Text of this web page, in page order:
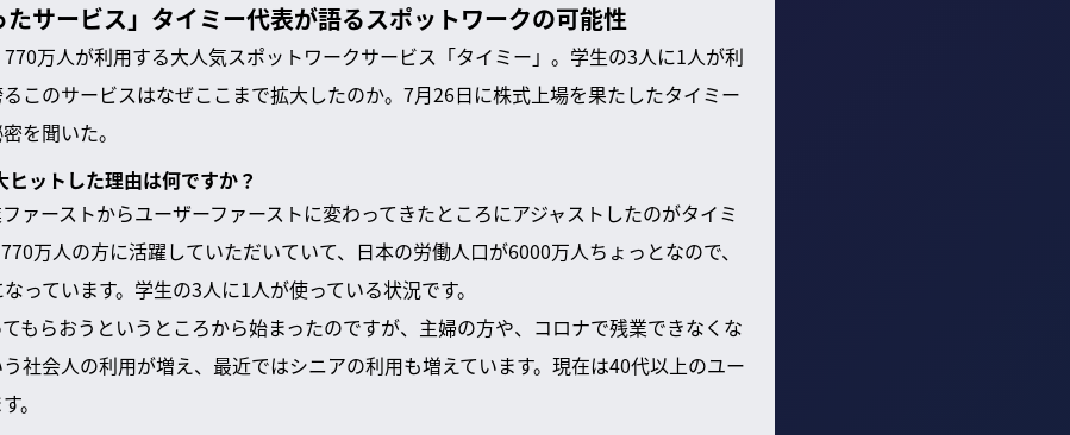
たサービス」タイミー代表が語るスポットワークの可能性
万人が利用する大人気スポットワークサービス「タイミー」。学生の3人に1人が利
このサービスはなぜここまで拡大したのか。7月26日に株式上場を果たしたタイミー
を聞いた。
ットした理由は何ですか？
ァーストからユーザーファーストに変わってきたところにアジャストしたのがタイミ
万人の方に活躍していただいていて、日本の労働人口が6000万人ちょっとなので、
っています。学生の3人に1人が使っている状況です。
もらおうというところから始まったのですが、主婦の方や、コロナで残業できなくな
社会人の利用が増え、最近ではシニアの利用も増えています。現在は40代以上のユー
。